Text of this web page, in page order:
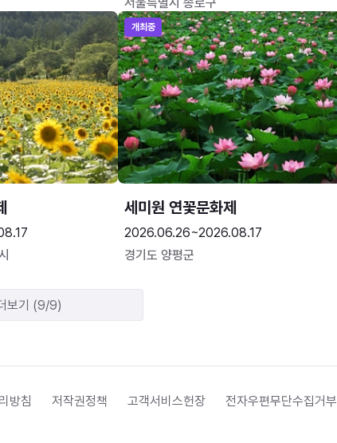
개최중
세미원 연꽃문화제
2026.06.26~2026.08.17
경기도 양평군
보기 (9/9)
방침 저작권정책 고객서비스헌장
전자우편무단수집거부